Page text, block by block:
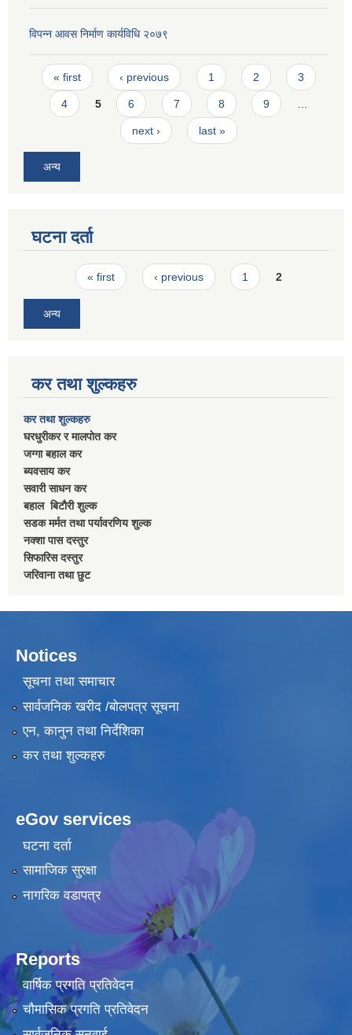
विपन्न आवस निर्माण कार्यविधि २०७९
Pages
« first ‹ previous 1 2 3
4 5 6 7 8 9
next › last »
अन्य
घटना दर्ता
Pages« first ‹ previous 1 2
अन्य
कर तथा शुल्कहरु
कर तथा शुल्कहरु
घरधुरीकर र मालपाेत कर
जग्गा बहाल कर
ब्यवसाय कर
सवारी साधन कर
बहाल बिटाैरी शुल्क
सडक मर्मत तथा पर्यावरणिय शुल्क
नक्शा पास दस्तुर
सिफारिस दस्तुर
जरिवाना तथा छुट
Notices
सूचना तथा समाचार
सार्वजनिक खरीद /बोलपत्र सूचना
एन, कानुन तथा निर्देशिका
कर तथा शुल्कहरु
eGov services
घटना दर्ता
सामाजिक सुरक्षा
नागरिक वडापत्र
Reports
वार्षिक प्रगति प्रतिवेदन
चौमासिक प्रगति प्रतिवेदन